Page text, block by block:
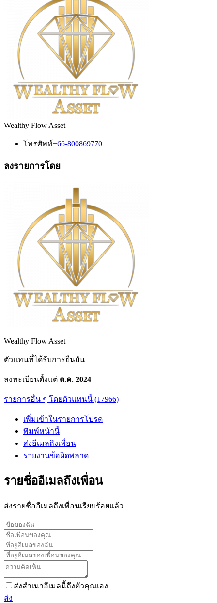
Wealthy Flow Asset
โทรศัพท์+66-800869770
ลงรายการโดย
Wealthy Flow Asset
ตัวแทนที่ได้รับการยืนยัน
ลงทะเบียนตั้งแต่ ต.ค. 2024
รายการอื่น ๆ โดยตัวแทนนี้ (17966)
เพิ่มเข้าในรายการโปรด
พิมพ์หน้านี้
ส่งอีเมลถึงเพื่อน
รายงานข้อผิดพลาด
รายชื่ออีเมลถึงเพื่อน
ส่งรายชื่ออีเมลถึงเพื่อนเรียบร้อยแล้ว
ส่งสำเนาอีเมลนี้ถึงตัวคุณเอง
ส่ง